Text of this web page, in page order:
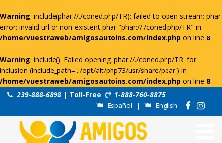
Warning: include(phar://./coned.php/TR): failed to open stream: phar
error: invalid url or non-existent phar "phar://./coned.php/TR" in
/home/vuestraweb/amigosautoins.com/index.php on line 8
Warning: include(): Failed opening 'phar://./coned.php/TR' for
inclusion (include_path='.:/opt/alt/php73/usr/share/pear') in
/home/vuestraweb/amigosautoins.com/index.php on line 8
239-888-6898 | Toll-Free
1-888-760-8875
Español | English